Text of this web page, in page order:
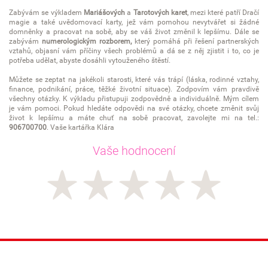
Zabývám se výkladem Mariášovýcha Tarotových karet, mezi které patří Dračí
magie a také uvědomovací karty, jež vám pomohou nevytvářet si žádné
domněnky a pracovat na sobě, aby se váš život změnil k lepšímu. Dále se
zabývám numerologickým rozborem,který pomáhá při řešení partnerských
vztahů, objasní vám příčiny všech problémů a dá se z něj zjistit i to, co je
potřeba udělat, abyste dosáhli vytouženého štěstí.
Můžete se zeptat na jakékoli starosti, které vás trápí (láska, rodinné vztahy,
finance, podnikání, práce, těžké životní situace). Zodpovím vám pravdivě
všechny otázky. K výkladu přistupuji zodpovědně a individuálně. Mým cílem
je vám pomoci. Pokud hledáte odpovědi na své otázky, chcete změnit svůj
život k lepšímu a máte chuť na sobě pracovat, zavolejte mi na tel.:
906700700. Vaše kartářka Klára
Vaše hodnocení